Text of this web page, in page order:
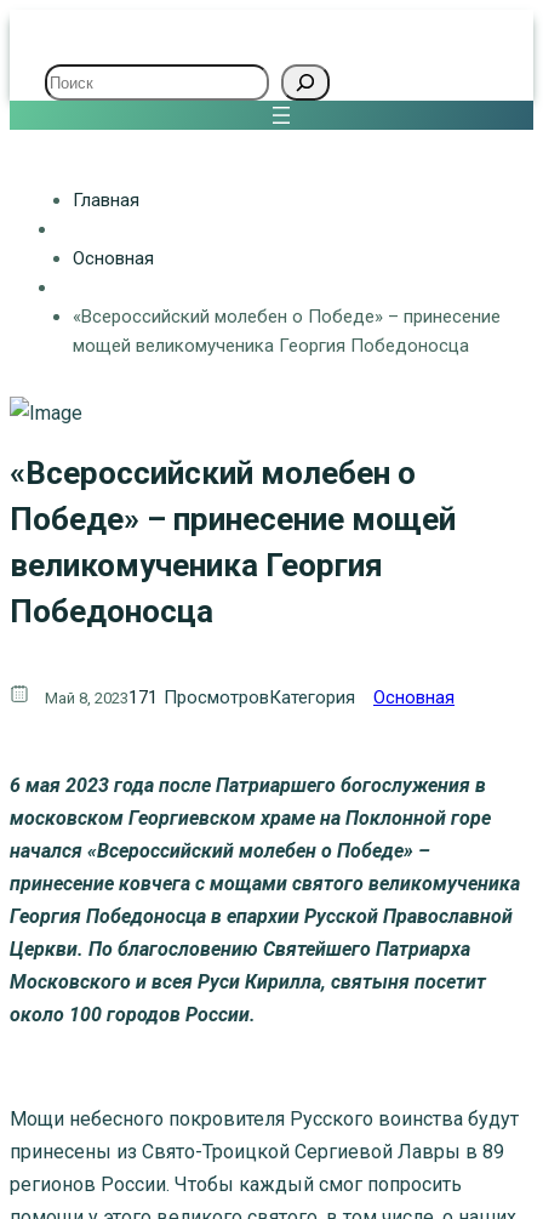
Поиск
Главная
Основная
«Всероссийский молебен о Победе» – принесение
мощей великомученика Георгия Победоносца
«Всероссийский молебен о
Победе» – принесение мощей
великомученика Георгия
Победоносца
Май 8, 2023171 ПросмотровКатегория Основная
6 мая 2023 года после Патриаршего богослужения в
московском Георгиевском храме на Поклонной горе
начался «Всероссийский молебен о Победе» –
принесение ковчега с мощами святого великомученика
Георгия Победоносца в епархии Русской Православной
Церкви. По благословению Святейшего Патриарха
Московского и всея Руси Кирилла, святыня посетит
около 100 городов России.
Мощи небесного покровителя Русского воинства будут
принесены из Свято-Троицкой Сергиевой Лавры в 89
регионов России. Чтобы каждый смог попросить